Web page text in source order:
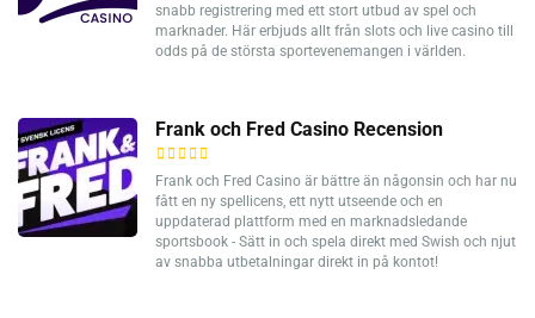
snabb registrering med ett stort utbud av spel och
marknader. Här erbjuds allt från slots och live casino till
odds på de största sportevenemangen i världen.
Frank och Fred Casino Recension
Frank och Fred Casino är bättre än någonsin och har nu
fått en ny spellicens, ett nytt utseende och en
uppdaterad plattform med en marknadsledande
sportsbook - Sätt in och spela direkt med Swish och njut
av snabba utbetalningar direkt in på kontot!